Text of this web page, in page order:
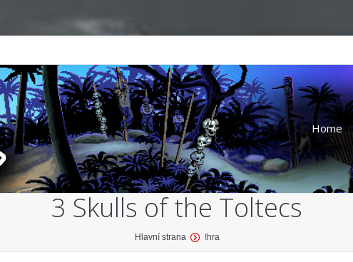
Home
3 Skulls of the Toltecs
Hlavní strana !hra